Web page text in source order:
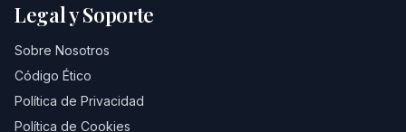
Legal y Soporte
Sobre Nosotros
Código Ético
Política de Privacidad
Política de Cookies